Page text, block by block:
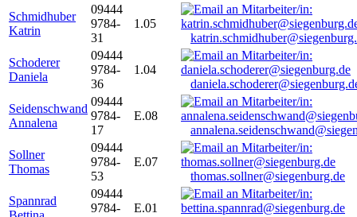
Schmidhuber
Katrin
09444
9784-
31
1.05
Schoderer
Daniela
09444
9784-
36
1.04
Seidenschwand
Annalena
09444
9784-
17
E.08
Sollner
Thomas
09444
9784-
53
E.07
thomas.sollner@siegenburg.de
Spannrad
09444
9784-
E.01